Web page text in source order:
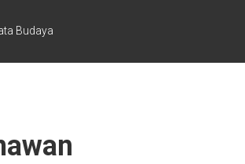
Budaya